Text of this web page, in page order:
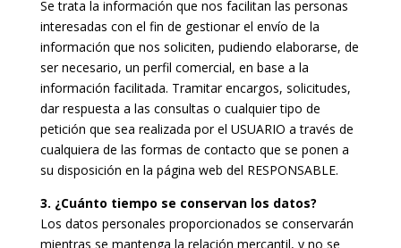
Se trata la información que nos facilitan las personas
interesadas con el fin de gestionar el envío de la
información que nos soliciten, pudiendo elaborarse, de
ser necesario, un perfil comercial, en base a la
información facilitada. Tramitar encargos, solicitudes,
dar respuesta a las consultas o cualquier tipo de
petición que sea realizada por el USUARIO a través de
cualquiera de las formas de contacto que se ponen a
su disposición en la página web del RESPONSABLE.
3. ¿Cuánto tiempo se conservan los datos?
Los datos personales proporcionados se conservarán
mientras se mantenga la relación mercantil, y no se